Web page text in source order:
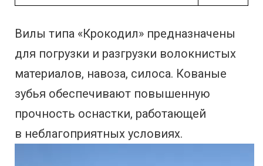
Вилы типа «Крокодил» предназначены
для погрузки и разгрузки волокнистых
материалов, навоза, силоса. Кованые
зубья обеспечивают повышенную
прочность оснастки, работающей
в неблагоприятных условиях.